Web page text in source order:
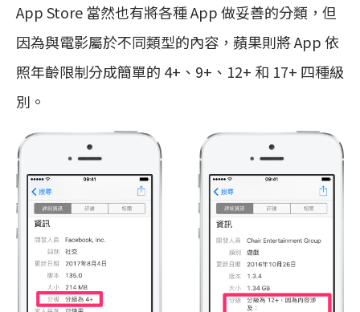
App Store 當然也有將各種 App 做妥善的分類，但
因為與電影屬於不同類型的內容，蘋果則將 App 依
照年齡限制分成簡單的 4+、9+、12+ 和 17+ 四種級
別。